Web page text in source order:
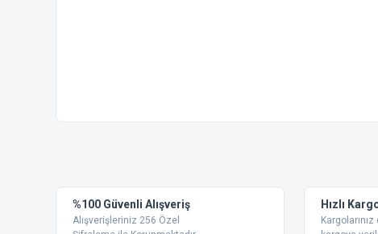
Ürün resmi kalitesiz, bozuk veya görüntülenemiyor.
Ürün açıklamasında eksik bilgiler bulunuyor.
Ürün bilgilerinde hatalar bulunuyor.
%100 Güvenli Alışveriş
Alışverişleriniz 256 Özel
Hızlı